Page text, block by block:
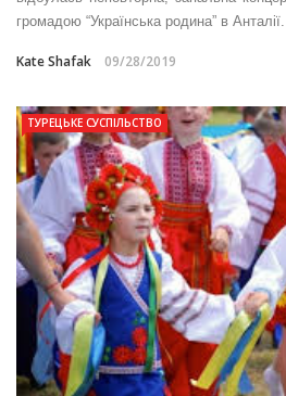
громадою “Українська родина” в
Kate Shafak 09/28/2019
ТУРЕЦЬКЕ СУСПІЛЬСТВО